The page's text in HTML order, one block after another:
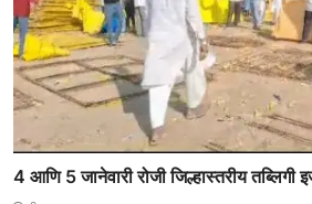
4 आणि 5 जानेवारी रोजी जिल्हास्तरीय